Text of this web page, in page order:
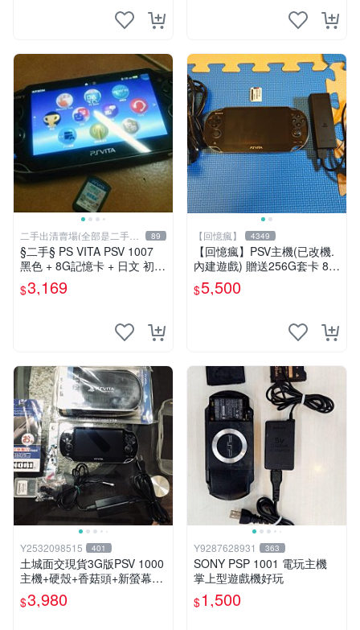
二手出清賣場(全部是二手商
品)
89
§二手§ PS VITA PSV 1007
黑色 + 8G記憶卡 + 日文 初音
未來 F 2nd 遊戲卡片｜郵局
寄送｜未含運｜購買前請私訊
$3,169
【回憶瘋】 4349
【回憶瘋】PSV主機(已改機.
內建遊戲) 贈送256G套卡 8成
新 遊戲機 PSVITA
$5,500
Y2532098515 401
土城面交現貨3G版PSV 1000
主機+硬殼+香菇頭+新螢幕玻
璃貼+初音掛繩+可改機版本8
成新 一年保修如照片所有的
$3,980
Y9287628931 363
SONY PSP 1001 電玩主機
掌上型遊戲機好玩
$1,500